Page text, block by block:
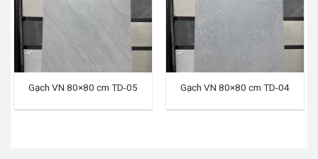
Gạch VN 80×80 cm TD-05 Gạch VN 80×80 cm TD-04